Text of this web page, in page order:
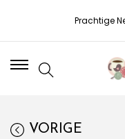
Prachtige
VORIGE